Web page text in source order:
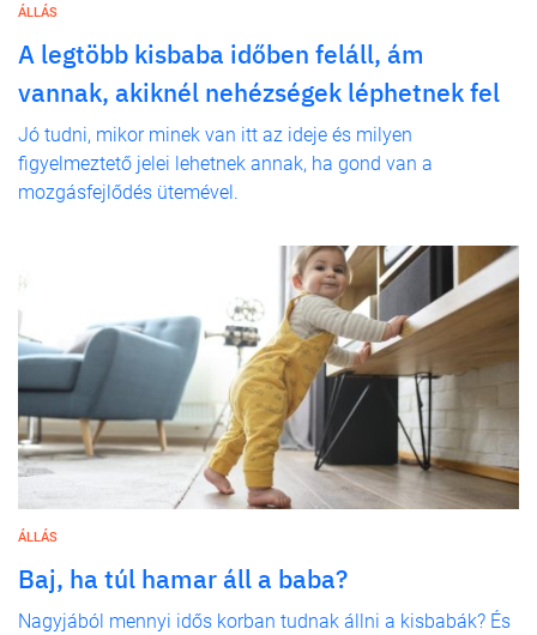
ÁLLÁS
A legtöbb kisbaba időben feláll, ám
vannak, akiknél nehézségek léphetnek fel
Jó tudni, mikor minek van itt az ideje és milyen
figyelmeztető jelei lehetnek annak, ha gond van a
mozgásfejlődés ütemével.
ÁLLÁS
Baj, ha túl hamar áll a baba?
Nagyjából mennyi idős korban tudnak állni a kisbabák? És